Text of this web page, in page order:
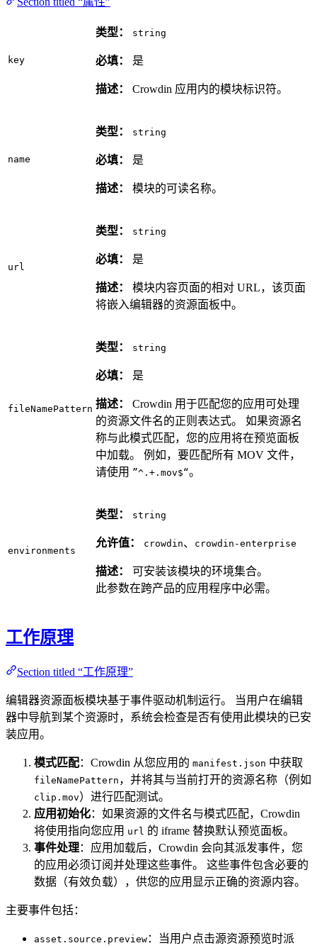
key
类型： string
必填： 是
描述： Crowdin 应用内的模块标识符。
name
类型： string
必填： 是
描述： 模块的可读名称。
url
类型： string
必填： 是
描述：
模块内容页面的相对 URL，该页面
将嵌入编辑器的资源面板中。
fileNamePattern
类型： string
必填： 是
描述：
Crowdin 用于匹配您的应用可处理
的资源文件名的正则表达式。 如果资源名
称与此模式匹配，您的应用将在预览面板
中加载。 例如，要匹配所有 MOV 文件，
请使用 ”^.+.mov$“。
environments
类型： string
允许值： crowdin、 crowdin-enterprise
描述：
可安装该模块的环境集合。
此参数在跨产品的应用程序中必需。
工作原理
Section titled “工作原理”
编辑器资源面板模块基于事件驱动机制运行。 当用户在编辑
器中导航到某个资源时，系统会检查是否有使用此模块的已安
装应用。
模式匹配：Crowdin 从您应用的 manifest.json 中获取
fileNamePattern ，并将其与当前打开的资源名称（例如
clip.mov）进行匹配测试。
应用初始化：如果资源的文件名与模式匹配，Crowdin
将使用指向您应用 url 的 iframe 替换默认预览面板。
事件处理：应用加载后，Crowdin 会向其派发事件，您
的应用必须订阅并处理这些事件。 这些事件包含必要的
数据（有效负载），供您的应用显示正确的资源内容。
主要事件包括：
asset.source.preview ：当用户点击源资源预览时派